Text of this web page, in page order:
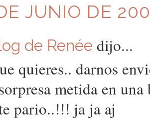
JUNIO DE
de Renée dijo...
quieres.. darnos
metida en
pario..!!! ja ja aj